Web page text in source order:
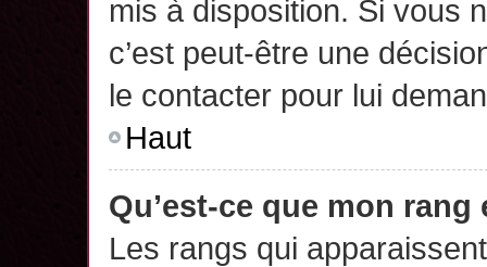
mis à disposition. Si vous
c’est peut-être une
le contacter pour lui
Haut
Qu’est-ce que mon
Les rangs qui